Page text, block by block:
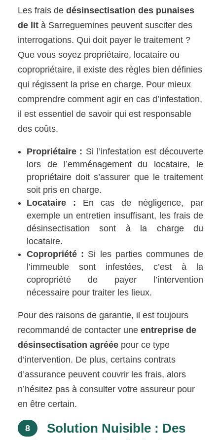
Les frais dedésinsectisation des punaises
de lit à Sarreguemines peuvent susciter des
interrogations. Qui doit payer le traitement ?
Que vous soyez propriétaire, locataire ou
copropriétaire, il existe des règles bien définies
qui régissent la prise en charge. Pour mieux
comprendre comment agir en cas d’infestation,
il est essentiel de savoir qui est responsable
des coûts.
Propriétaire : Si l’infestation est découverte
lors de l’emménagement du locataire, le
propriétaire doit s’assurer que le traitement
soit pris en charge.
Locataire : En cas de négligence, par
exemple un entretien insuffisant, les frais de
désinsectisation sont à la charge du
locataire.
Copropriété : Si les parties communes de
l’immeuble sont infestées, c’est à la
copropriété de payer l’intervention
nécessaire pour traiter les lieux.
Pour des raisons de garantie, il est toujours
recommandé de contacter uneentreprise de
désinsectisation agréée pour ce type
d’intervention. De plus, certains contrats
d’assurance peuvent couvrir les frais, alors
n’hésitez pas à consulter votre assureur pour
en être certain.
8
Solution Nuisible : Des